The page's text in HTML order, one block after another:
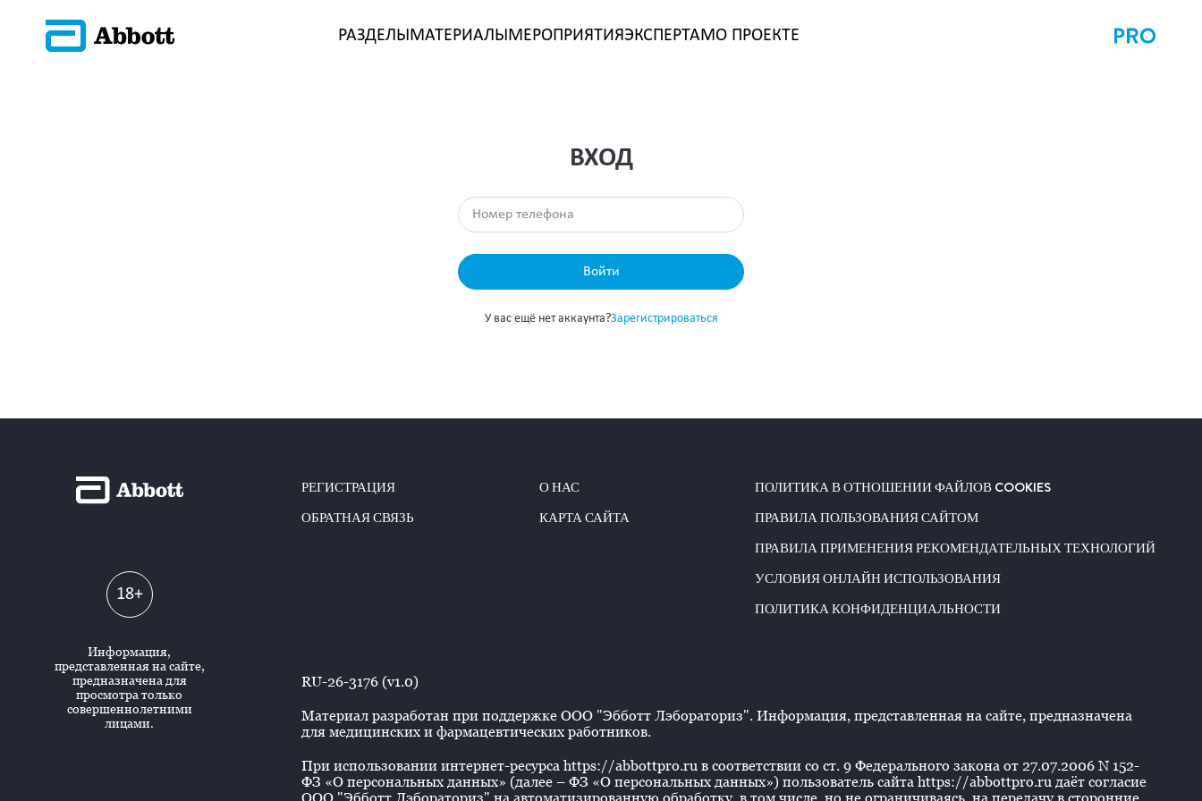
РАЗДЕЛЫ МАТЕРИАЛЫ МЕРОПРИЯТИЯЭКСПЕРТАМО ПРОЕКТЕ
ВХОД
Войти
У вас ещё нет аккаунта?Зарегистрироваться
18+
Информация,
представленная на сайте,
предназначена для
просмотра только
совершеннолетними
лицами.
РЕГИСТРАЦИЯ
ОБРАТНАЯ СВЯЗЬ
О НАС
КАРТА САЙТА
ПОЛИТИКА В ОТНОШЕНИИ ФАЙЛОВ COOKIES
ПРАВИЛА ПОЛЬЗОВАНИЯ САЙТОМ
ПРАВИЛА ПРИМЕНЕНИЯ РЕКОМЕНДАТЕЛЬНЫХ ТЕХНОЛОГИЙ
УСЛОВИЯ ОНЛАЙН ИСПОЛЬЗОВАНИЯ
ПОЛИТИКА КОНФИДЕНЦИАЛЬНОСТИ
RU-26-3176 (v1.0)
Материал разработан при поддержке ООО "Эбботт Лэбораториз". Информация, представленная на сайте, предназначена
для медицинских и фармацевтических работников.
При использовании интернет-ресурса https://abbottpro.ru в соответствии со ст. 9 Федерального закона от 27.07.2006 N 152-
ФЗ «О персональных данных» (далее – ФЗ «О персональных данных») пользователь сайта https://abbottpro.ru даёт согласие
ООО "Эбботт Лэбораториз" на автоматизированную обработку, в том числе, но не ограничиваясь, на передачу в сторонние